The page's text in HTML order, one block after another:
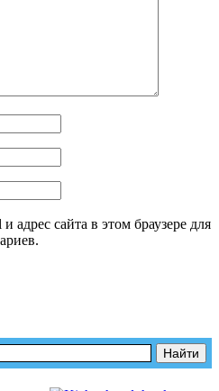
адрес сайта в этом браузере для